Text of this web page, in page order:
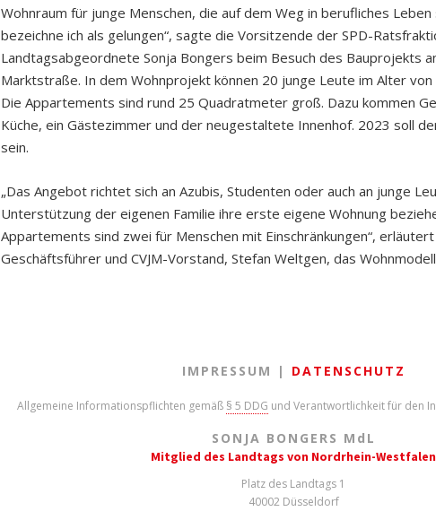
Wohnraum für junge Menschen, die auf dem Weg in berufliches
bezeichne ich als gelungen“, sagte die Vorsitzende der SPD-
Landtagsabgeordnete Sonja Bongers beim Besuch des Bauprojekts
Marktstraße. In dem Wohnprojekt können 20 junge Leute im Alter von
Die Appartements sind rund 25 Quadratmeter groß. Dazu kommen
Küche, ein Gästezimmer und der neugestaltete Innenhof. 2023 soll
sein.
„Das Angebot richtet sich an Azubis, Studenten oder auch an junge
Unterstützung der eigenen Familie ihre erste eigene Wohnung
Appartements sind zwei für Menschen mit Einschränkungen“,
Geschäftsführer und CVJM-Vorstand, Stefan Weltgen, das
IMPRESSUM | DATENSCHUTZ
Allgemeine Informationspflichten gemäß § 5 DDG und Verantwortlichkeit für den
SONJA BONGERS M d L
Mitglied des Landtags von Nordrhein-Westfalen
Platz des Landtags 1
40002 Düsseldorf